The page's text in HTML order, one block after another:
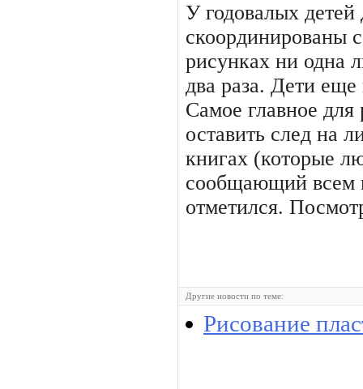
У годовалых детей
скоординированы
рисунках ни одна
два раза. Дети
Самое главное для
оставить след на
книгах (которые
сообщающий всем
отметился.
Другие новости по теме:
Рисование